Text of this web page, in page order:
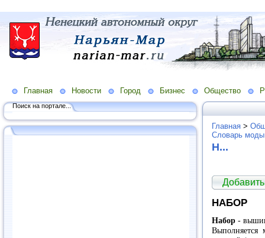
Главная Новости Город Бизнес Общество
Поиск на портале...
Главная >
Словарь
Н...
НАБОР
Набор -
Выполняется